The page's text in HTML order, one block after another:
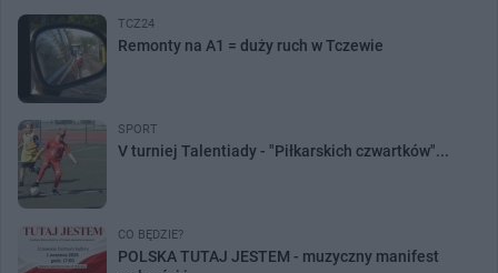
TCZ24
Remonty na A1 = duży ruch w Tczewie
SPORT
V turniej Talentiady - "Piłkarskich czwartków"...
CO BĘDZIE?
POLSKA TUTAJ JESTEM - muzyczny manifest